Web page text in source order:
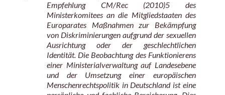
Empfehlung CM/Rec (2010)5 des
Ministerkomitees an die Mitgliedstaaten des
Europarates Maßnahmen zur Bekämpfung
von Diskriminierungen aufgrund der sexuellen
Ausrichtung oder der geschlechtlichen
Identität. Die Beobachtung des Funktionierens
einer Ministerialverwaltung auf Landesebene
und der Umsetzung einer europäischen
Menschenrechtspolitik in Deutschland ist eine